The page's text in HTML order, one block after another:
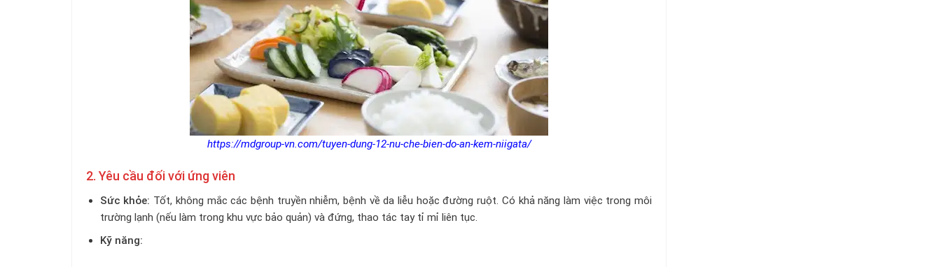
https://mdgroup-vn.com/tuyen-dung-12-nu-che-bien-do-an-kem-niigata/
2. Yêu cầu đối với ứng viên
Sức khỏe: Tốt, không mắc các bệnh truyền nhiễm, bệnh về da liễu hoặc đường ruột. Có khả năng làm việc trong môi
trường lạnh (nếu làm trong khu vực bảo quản) và đứng, thao tác tay tỉ mỉ liên tục.
Kỹ năng: